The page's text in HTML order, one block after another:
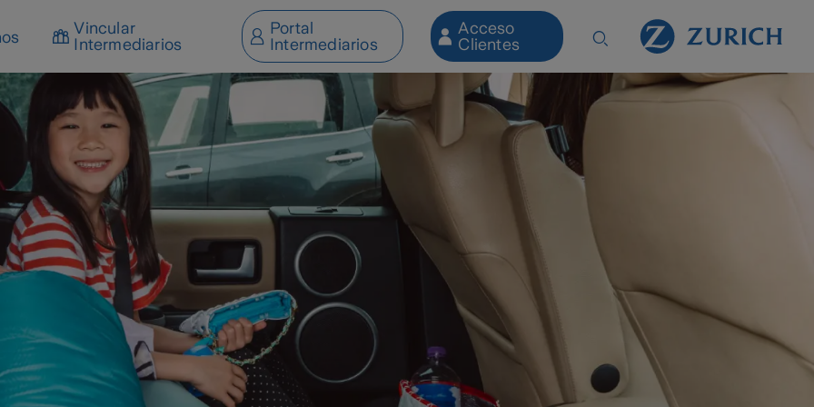
Vincular
Intermediarios
Portal
Intermediarios
Acceso
Clientes